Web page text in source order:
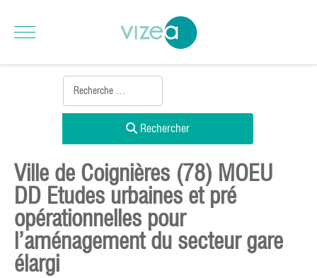
Rechercher
Ville de Coignières (78) MOEU
DD Etudes urbaines et pré
opérationnelles pour
l’aménagement du secteur gare
élargi